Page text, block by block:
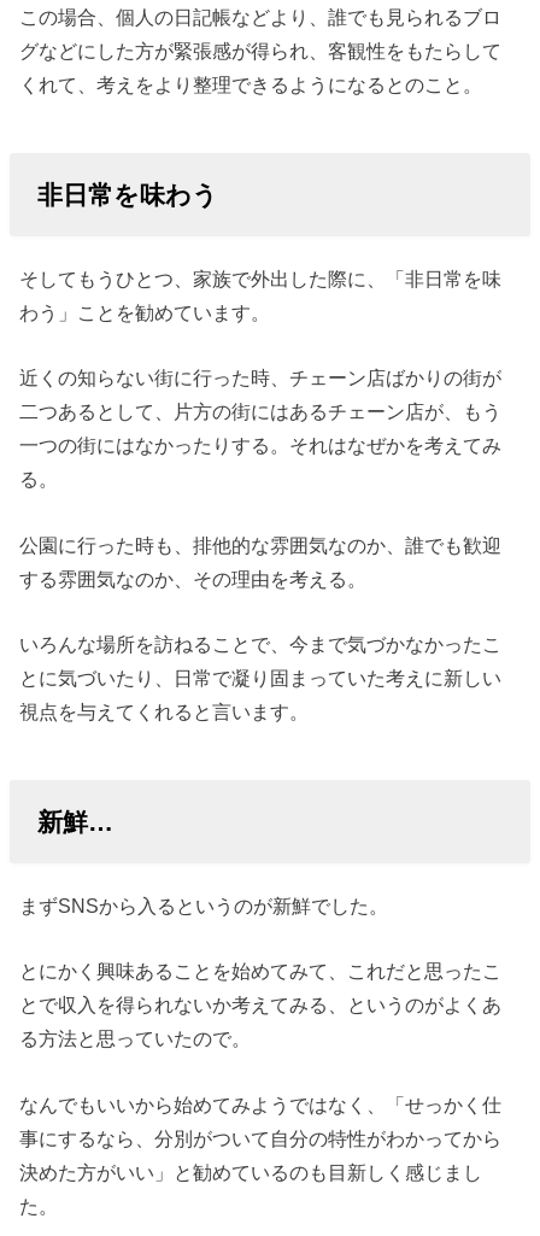
この場合、個人の日記帳などより、誰でも見られるブロ
グなどにした方が緊張感が得られ、客観性をもたらして
くれて、考えをより整理できるようになるとのこと。
非日常を味わう
そしてもうひとつ、家族で外出した際に、「非日常を味
わう」ことを勧めています。
近くの知らない街に行った時、チェーン店ばかりの街が
二つあるとして、片方の街にはあるチェーン店が、もう
一つの街にはなかったりする。それはなぜかを考えてみ
る。
公園に行った時も、排他的な雰囲気なのか、誰でも歓迎
する雰囲気なのか、その理由を考える。
いろんな場所を訪ねることで、今まで気づかなかったこ
とに気づいたり、日常で凝り固まっていた考えに新しい
視点を与えてくれると言います。
新鮮…
まずSNSから入るというのが新鮮でした。
とにかく興味あることを始めてみて、これだと思ったこ
とで収入を得られないか考えてみる、というのがよくあ
る方法と思っていたので。
なんでもいいから始めてみようではなく、「せっかく仕
事にするなら、分別がついて自分の特性がわかってから
決めた方がいい」と勧めているのも目新しく感じまし
た。